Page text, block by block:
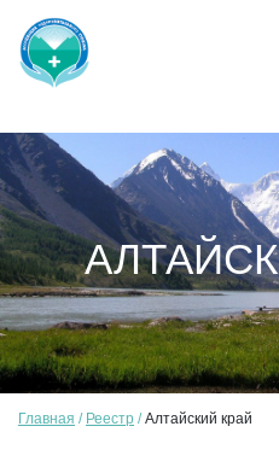
Главная Реестр Алтайский край